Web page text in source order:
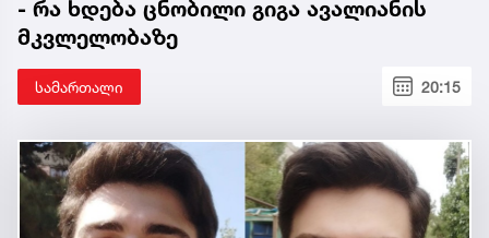
- რა ხდება ცნობილი გიგა ავალიანის
მკვლელობაზე
სამართალი 20:15